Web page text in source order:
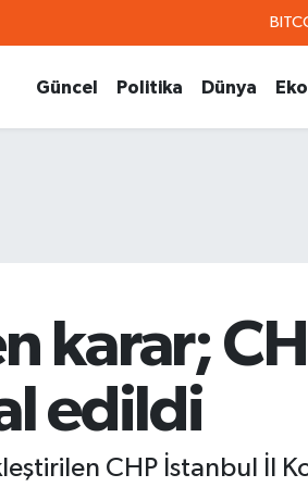
Güncel Politika Dünya
karar;
edildi
CHP İstanbul İl